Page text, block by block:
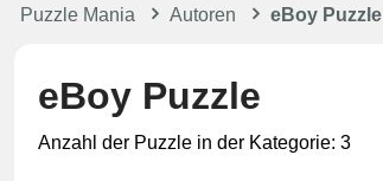
Puzzle Mania Autoren eBoy Puzzle
eBoy Puzzle
Anzahl der Puzzle in der Kategorie: 3